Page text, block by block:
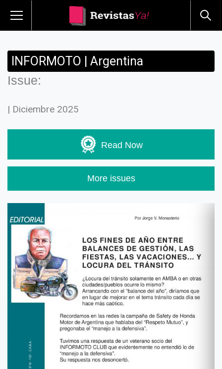
INFORMOTO | Argentina
Issue:
| Diciembre 2025
Read Now
More issues